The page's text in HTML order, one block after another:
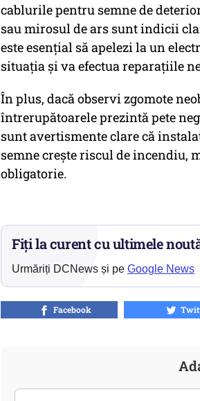
cablurile pentru semne de
sau mirosul de ars sunt indicii
este esențial să apelezi la un
situația și va efectua reparațiile
În plus, dacă observi zgomote
întrerupătoarele prezintă pete
sunt avertismente clare că
semne crește riscul de incendiu,
obligatorie.
Fiți la curent cu ultimele
Urmăriți DCNews și pe Google News
Facebook